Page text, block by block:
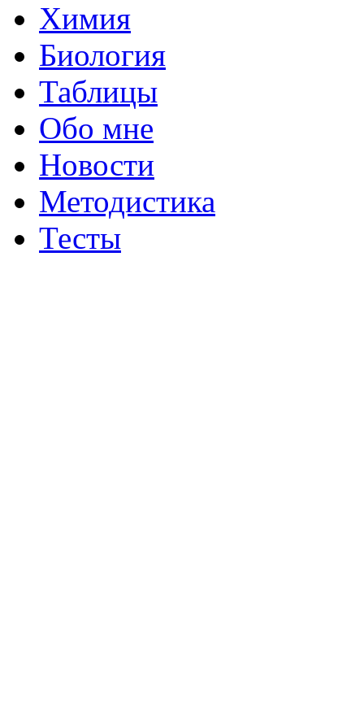
Химия
Биология
Таблицы
Обо мне
Новости
Методистика
Тесты